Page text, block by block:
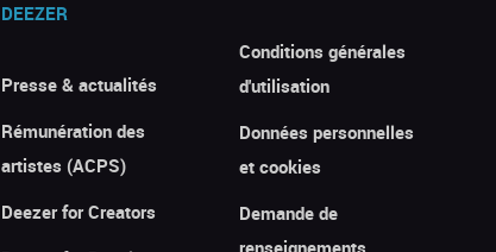
DEEZER
Presse & actualités
Rémunération des
artistes (ACPS)
Deezer for Creators
Conditions générales
d'utilisation
Données personnelles
et cookies
Demande de
renseignements